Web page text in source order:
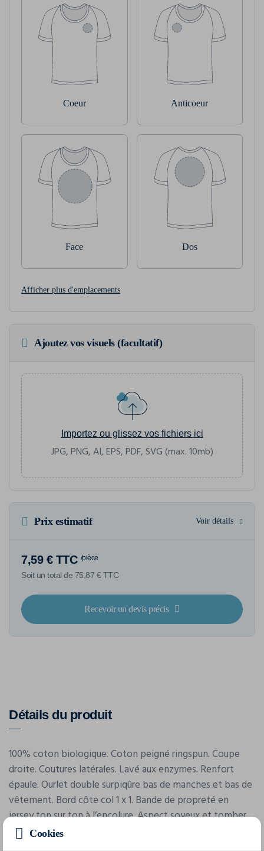
Coeur Anticoeur
Face Dos
Afficher plus d'emplacements
Ajoutez vos visuels (facultatif)
Importez ou glissez vos fichiers ici
JPG, PNG, AI, EPS, PDF, SVG (max. 10mb)
Prix estimatif Voir détails
7,59 € TTC /pièce
Soit un total de 75,87 € TTC
Recevoir un devis précis
Détails du produit
100% coton biologique. Coton peigné ringspun. Coupe
droite. Coutures latérales. Lavé aux enzymes. Renfort
épaule. Ourlet double surpiqûre bas de manches et bas de
vêtement. Bord côte col 1 x 1. Bande de propreté en
jersey ton sur ton à l’encolure. Aspect soyeux et tomber
fluide. Surface parfaitement lisse pour une
personnalisation optimale. Large choix de couleurs.
Cookies